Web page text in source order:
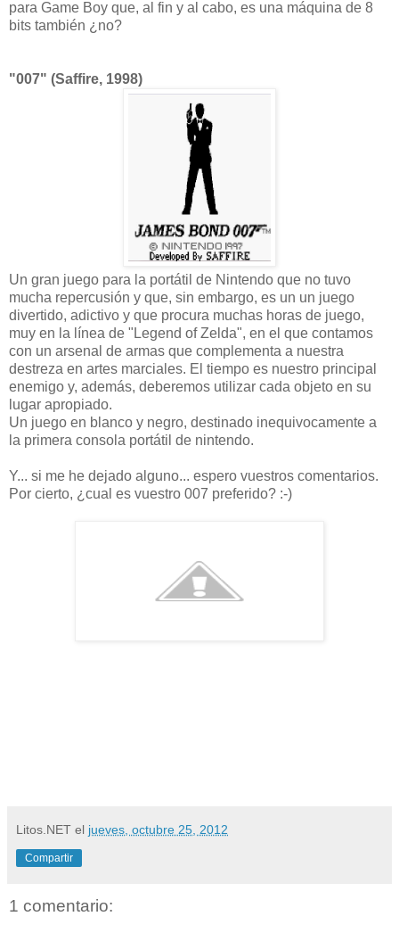
para Game Boy que, al fin y al cabo, es una máquina de 8
bits también ¿no?
"007" (Saffire, 1998)
Un gran juego para la portátil de Nintendo que no tuvo
mucha repercusión y que, sin embargo, es un un juego
divertido, adictivo y que procura muchas horas de juego,
muy en la línea de "Legend of Zelda", en el que contamos
con un arsenal de armas que complementa a nuestra
destreza en artes marciales. El tiempo es nuestro principal
enemigo y, además, deberemos utilizar cada objeto en su
lugar apropiado.
Un juego en blanco y negro, destinado inequivocamente a
la primera consola portátil de nintendo.
Y... si me he dejado alguno... espero vuestros comentarios.
Por cierto, ¿cual es vuestro 007 preferido? :-)
Litos.NET el jueves, octubre 25, 2012
Compartir
1 comentario: